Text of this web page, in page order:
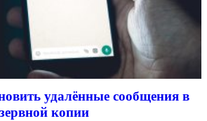
удалённые сообщения в
копии